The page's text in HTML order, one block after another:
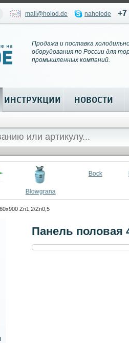
mail@holod.de naholode +7
Продажа и поставка
оборудования по России для
промышленных компаний.
ИНСТРУКЦИИ НОВОСТИ
Blowgrana
Bock
Zn1,2/Zn0,5
Панель половая